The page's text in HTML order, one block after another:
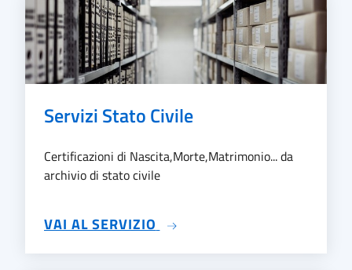
Servizi Stato Civile
Certificazioni di Nascita,Morte,Matrimonio... da
archivio di stato civile
VAI AL SERVIZIO SU SERVIZI STATO CIVILE